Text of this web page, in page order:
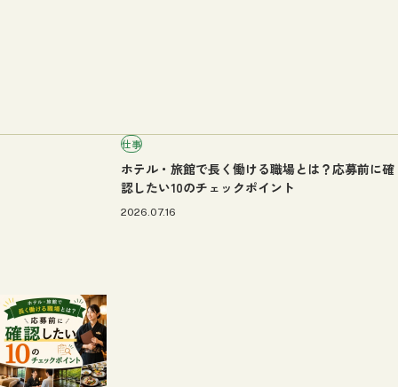
仕事
ホテル・旅館で長く働ける職場とは？応募前に確
認したい10のチェックポイント
2026.07.16